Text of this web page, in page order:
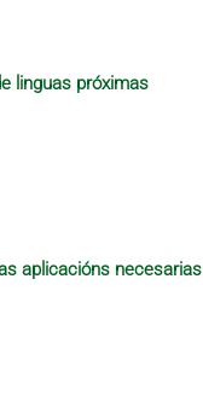
linguas próximas
aplicacións